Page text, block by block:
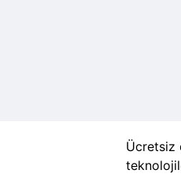
Ücretsiz